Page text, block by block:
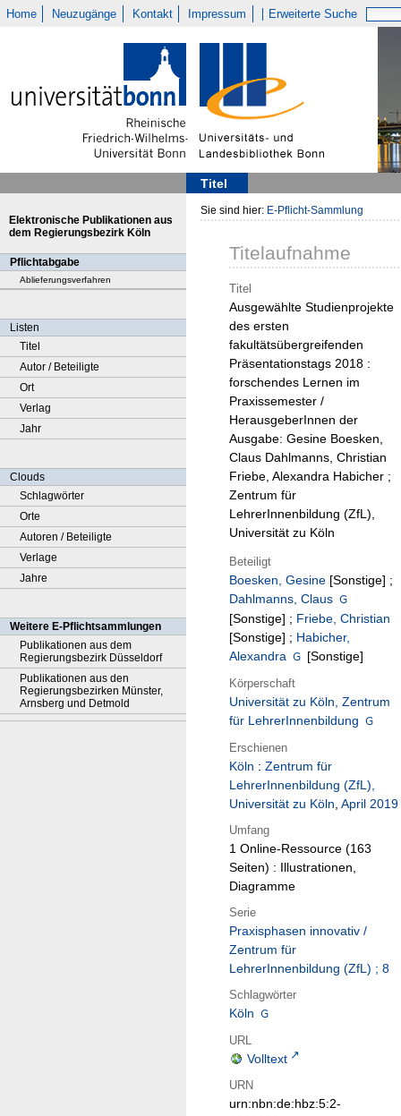
Home Neuzugänge Kontakt Impressum Erweiterte Suche
Titel
Elektronische Publikationen aus
dem Regierungsbezirk Köln
Pflichtabgabe
Ablieferungsverfahren
Listen
Titel
Autor / Beteiligte
Ort
Verlag
Jahr
Clouds
Schlagwörter
Orte
Autoren / Beteiligte
Verlage
Jahre
Weitere E-Pflichtsammlungen
Publikationen aus dem
Regierungsbezirk Düsseldorf
Publikationen aus den
Regierungsbezirken Münster,
Arnsberg und Detmold
Sie sind hier: E-Pflicht-Sammlung
Titelaufnahme
Titel
Ausgewählte Studienprojekte
des ersten
fakultätsübergreifenden
Präsentationstags 2018 :
forschendes Lernen im
Praxissemester /
HerausgeberInnen der
Ausgabe: Gesine Boesken,
Claus Dahlmanns, Christian
Friebe, Alexandra Habicher ;
Zentrum für
LehrerInnenbildung (ZfL),
Universität zu Köln
Beteiligt
Boesken, Gesine [Sonstige] ;
Dahlmanns, Claus
[Sonstige] ; Friebe, Christian
[Sonstige] ; Habicher,
Alexandra
[Sonstige]
Körperschaft
Universität zu Köln, Zentrum
für LehrerInnenbildung
Erschienen
Köln : Zentrum für
LehrerInnenbildung (ZfL),
Universität zu Köln, April 2019
Umfang
1 Online-Ressource (163
Seiten) : Illustrationen,
Diagramme
Serie
Praxisphasen innovativ /
Zentrum für
LehrerInnenbildung (ZfL) ; 8
Schlagwörter
Köln
URL
Volltext
URN
urn:nbn:de:hbz:5:2-